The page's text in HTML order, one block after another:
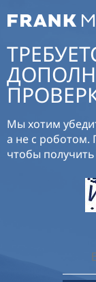
Мы хотим
а не с роботом.
чтобы получить